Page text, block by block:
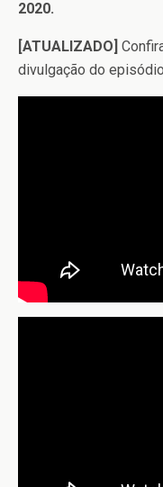
2020.
[ATUALIZADO]
divulgação do